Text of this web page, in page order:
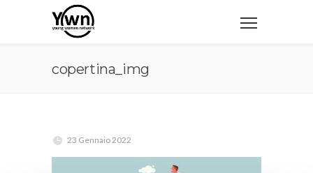
copertina_img
23 Gennaio 2022